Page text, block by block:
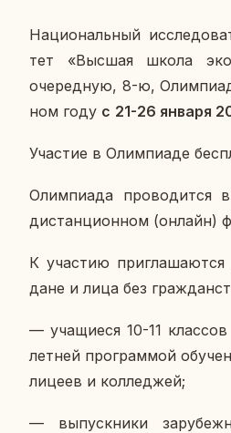
На­ци­о­наль­ный
тет «Высшая школа
оче­ред­ную, 8-ю,
ном году c 21-26 января
Уча­стие в Олим­пиа­де
Олим­пи­а­да про­во­дит­ся
ди­стан­ци­он­ном (онлайн)
К уча­стию
дане и лица без
— уча­щи­е­ся 10-11 клас­сов
летней про­грам­мой
лицеев и кол­ле­джей;
— вы­пуск­ни­ки